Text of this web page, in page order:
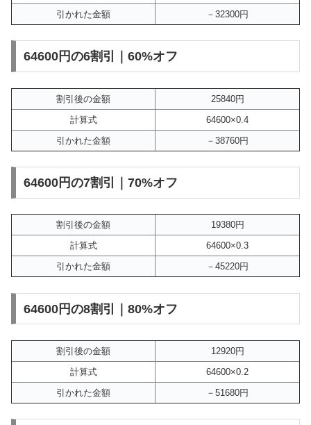
引かれた金額
－32300円
64600円の6割引｜60%オフ
割引後の金額
25840円
計算式
64600×0.4
引かれた金額
－38760円
64600円の7割引｜70%オフ
割引後の金額
19380円
計算式
64600×0.3
引かれた金額
－45220円
64600円の8割引｜80%オフ
割引後の金額
12920円
計算式
64600×0.2
引かれた金額
－51680円